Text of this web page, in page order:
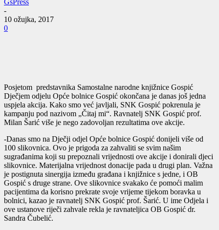
GsPress
-
10 ožujka, 2017
0
Posjetom predstavnika Samostalne narodne knjižnice Gospić
Dječjem odjelu Opće bolnice Gospić okončana je danas još jedna
uspjela akcija. Kako smo već javljali, SNK Gospić pokrenula je
kampanju pod nazivom „Čitaj mi“. Ravnatelj SNK Gospić prof.
Milan Šarić više je nego zadovoljan rezultatima ove akcije.
-Danas smo na Dječji odjel Opće bolnice Gospić donijeli više od
100 slikovnica. Ovo je prigoda za zahvaliti se svim našim
sugrađanima koji su prepoznali vrijednosti ove akcije i donirali djeci
slikovnice. Materijalna vrijednost donacije pada u drugi plan. Važna
je postignuta sinergija između građana i knjižnice s jedne, i OB
Gospić s druge strane. Ove slikovnice svakako će pomoći malim
pacijentima da korisno prekrate svoje vrijeme tijekom boravka u
bolnici, kazao je ravnatelj SNK Gospić prof. Šarić. U ime Odjela i
ove ustanove riječi zahvale rekla je ravnateljica OB Gospić dr.
Sandra Čubelić.